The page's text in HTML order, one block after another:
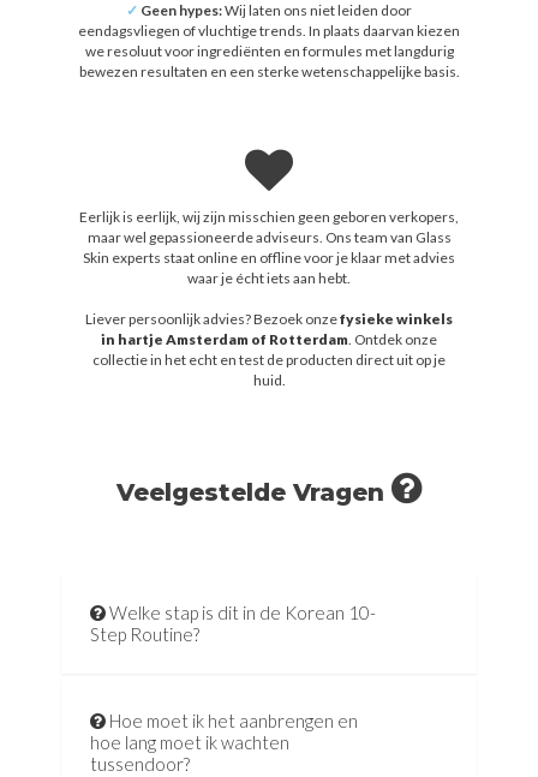
✓ Geen hypes:Wij laten ons niet leiden door
eendagsvliegen of vluchtige trends. In plaats daarvan kiezen
we resoluut voor ingrediënten en formules met langdurig
bewezen resultaten en een sterke wetenschappelijke basis.
Eerlijk is eerlijk, wij zijn misschien geen geboren verkopers,
maar wel gepassioneerde adviseurs. Ons team van Glass
Skin experts staat online en offline voor je klaar met advies
waar je écht iets aan hebt.
Liever persoonlijk advies? Bezoek onzefysieke winkels
in hartje Amsterdam of Rotterdam. Ontdek onze
collectie in het echt en test de producten direct uit op je
huid.
Veelgestelde Vragen
Welke stap is dit in de Korean 10-
Step Routine?
Hoe moet ik het aanbrengen en
hoe lang moet ik wachten
tussendoor?